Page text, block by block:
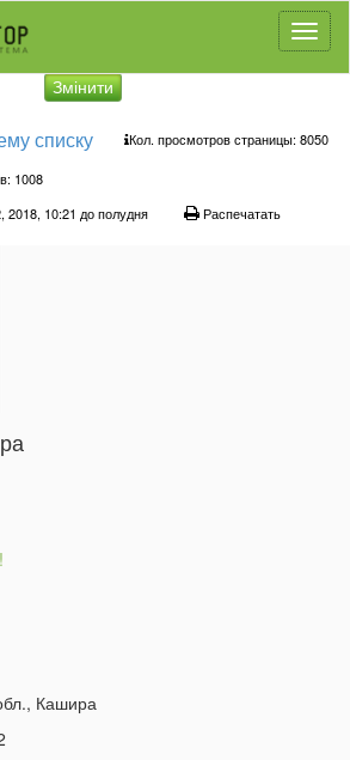
Змінити
списку Кол. просмотров страницы: 8050
1008
2018, 10:21 до полудня
Распечатать
Кашира